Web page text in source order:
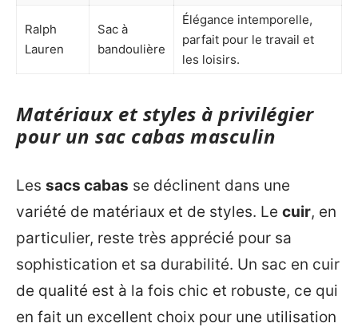
Ralph
Lauren
Sac à
bandoulière
Élégance intemporelle,
parfait pour le travail et
les loisirs.
Matériaux et styles à privilégier
pour un sac cabas masculin
Les sacs cabas se déclinent dans une
variété de matériaux et de styles. Le cuir, en
particulier, reste très apprécié pour sa
sophistication et sa durabilité. Un sac en cuir
de qualité est à la fois chic et robuste, ce qui
en fait un excellent choix pour une utilisation